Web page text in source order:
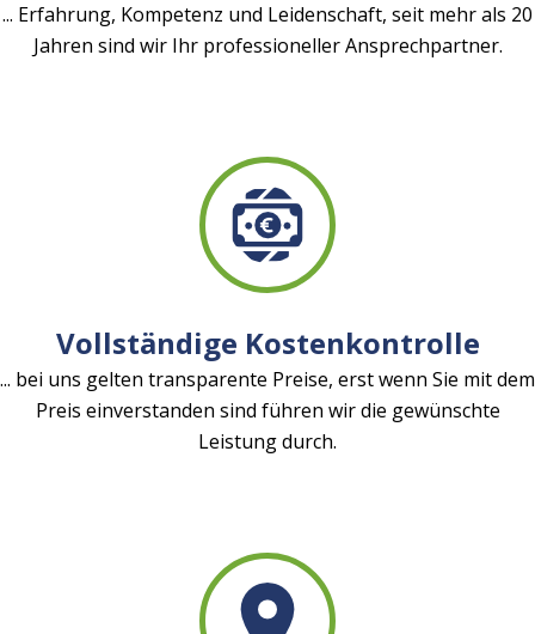
... Erfahrung, Kompetenz und Leidenschaft, seit mehr als 20
Jahren sind wir Ihr professioneller Ansprechpartner.
Vollständige Kostenkontrolle
... bei uns gelten transparente Preise, erst wenn Sie mit dem
Preis einverstanden sind führen wir die gewünschte
Leistung durch.